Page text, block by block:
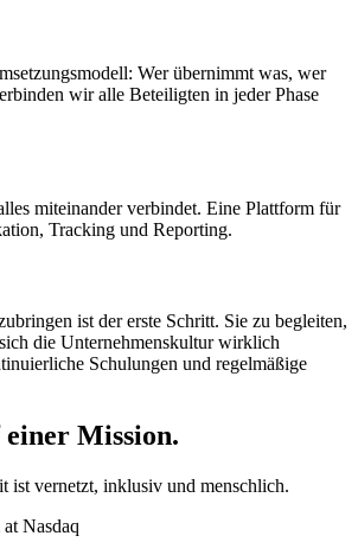
Wer übernimmt was, wer
wir alle Beteiligten in jeder Phase
miteinander verbindet. Eine Plattform für
Tracking und Reporting.
ist der erste Schritt. Sie zu begleiten,
die Unternehmenskultur wirklich
Schulungen und regelmäßige
einer Mission.
ist vernetzt, inklusiv und menschlich.